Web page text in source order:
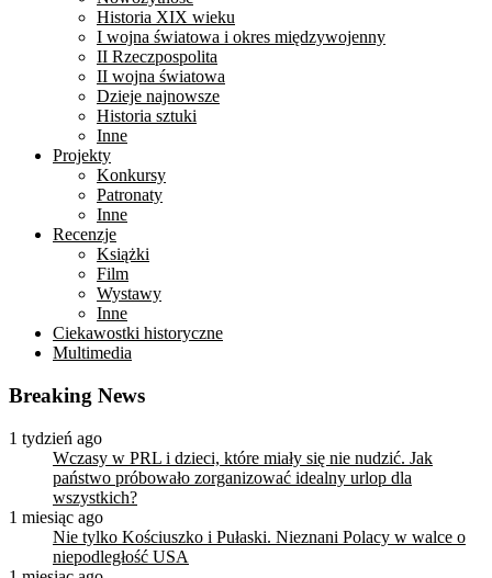
Historia XIX wieku
I wojna światowa i okres międzywojenny
II Rzeczpospolita
II wojna światowa
Dzieje najnowsze
Historia sztuki
Inne
Projekty
Konkursy
Patronaty
Inne
Recenzje
Książki
Film
Wystawy
Inne
Ciekawostki historyczne
Multimedia
Breaking News
1 tydzień ago
Wczasy w PRL i dzieci, które miały się nie nudzić. Jak
państwo próbowało zorganizować idealny urlop dla
wszystkich?
1 miesiąc ago
Nie tylko Kościuszko i Pułaski. Nieznani Polacy w walce o
niepodległość USA